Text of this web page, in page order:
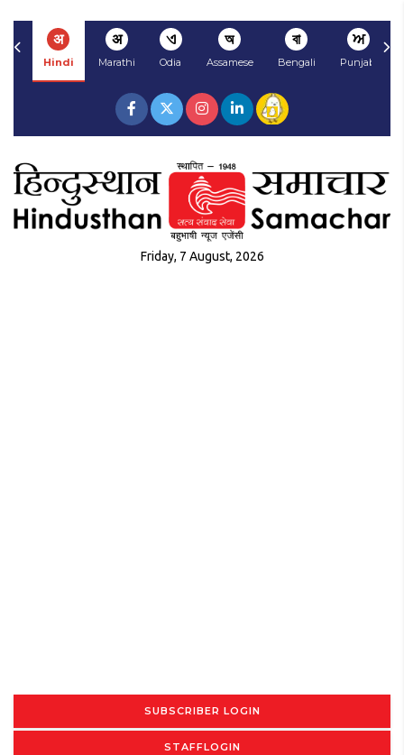
अ
Hindi
अ
Marathi
ଏ
Odia
অ
Assamese
বা
Bengali
ਅ
Punjabi
Friday, 7 August, 2026
SUBSCRIBER LOGIN
STAFFLOGIN